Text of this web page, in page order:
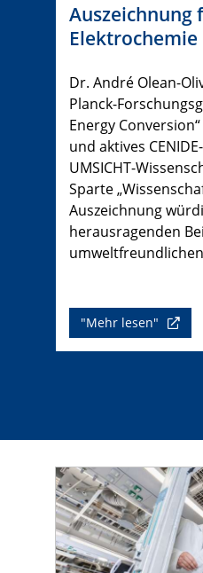
Auszeichnung
Elektrochemie
Dr. André Olean-
Planck-
Energy
und aktives
UMSICHT-
Sparte
Auszeichnung
herausragenden
"Mehr lesen"